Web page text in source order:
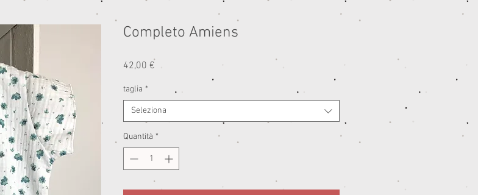
Completo Amiens
42,00 €
taglia *
Seleziona
Quantità *